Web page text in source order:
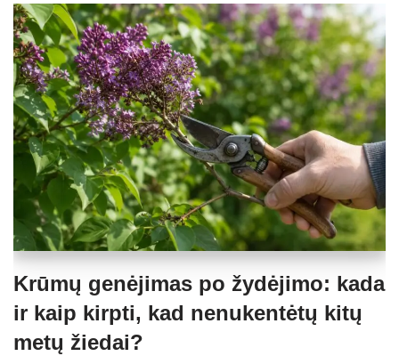
Krūmų genėjimas po žydėjimo: kada
ir kaip kirpti, kad nenukentėtų kitų
metų žiedai?